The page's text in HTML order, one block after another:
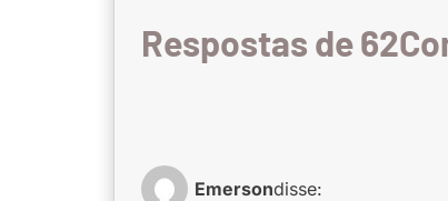
Respostas de 62
Emersondisse: